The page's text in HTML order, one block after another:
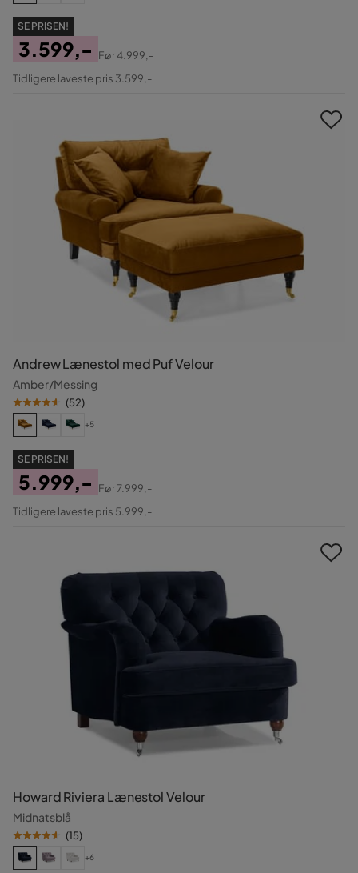
SE PRISEN!
Pris
3.599,-
Original
Før4.999,-
Tidligere laveste pris 3.599,-
Andrew Lænestol med Puf Velour
Amber/Messing
(52)
+5
SE PRISEN!
Pris
5.999,-
Original
Før7.999,-
Tidligere laveste pris 5.999,-
Howard Riviera Lænestol Velour
Midnatsblå
(15)
+6